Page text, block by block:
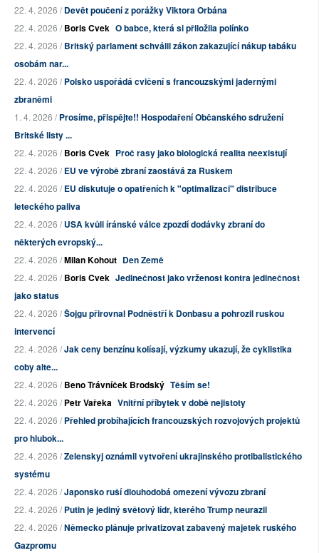
22. 4. 2026 /Devět poučení z porážky Viktora Orbána
22. 4. 2026 /Boris Cvek O babce, která si přiložila polínko
22. 4. 2026 /Britský parlament schválil zákon zakazující nákup tabáku
osobám nar...
22. 4. 2026 /Polsko uspořádá cvičení s francouzskými jadernými
zbraněmi
1. 4. 2026 /Prosíme, přispějte!! Hospodaření Občanského sdružení
Britské listy ...
22. 4. 2026 /Boris Cvek Proč rasy jako biologická realita neexistují
22. 4. 2026 /EU ve výrobě zbraní zaostává za Ruskem
22. 4. 2026 /EU diskutuje o opatřeních k "optimalizaci" distribuce
leteckého paliva
22. 4. 2026 /USA kvůli íránské válce zpozdí dodávky zbraní do
některých evropský...
22. 4. 2026 /Milan Kohout Den Země
22. 4. 2026 /Boris Cvek Jedinečnost jako vrženost kontra jedinečnost
jako status
22. 4. 2026 /Šojgu přirovnal Podněstří k Donbasu a pohrozil ruskou
intervencí
22. 4. 2026 /Jak ceny benzínu kolísají, výzkumy ukazují, že cyklistika
coby alte...
22. 4. 2026 /Beno Trávníček Brodský Těším se!
22. 4. 2026 /Petr Vařeka Vnitřní příbytek v době nejistoty
22. 4. 2026 /Přehled probíhajících francouzských rozvojových projektů
pro hlubok...
22. 4. 2026 /Zelenskyj oznámil vytvoření ukrajinského protibalistického
systému
22. 4. 2026 /Japonsko ruší dlouhodobá omezení vývozu zbraní
22. 4. 2026 /Putin je jediný světový lídr, kterého Trump neurazil
22. 4. 2026 /Německo plánuje privatizovat zabavený majetek ruského
Gazpromu